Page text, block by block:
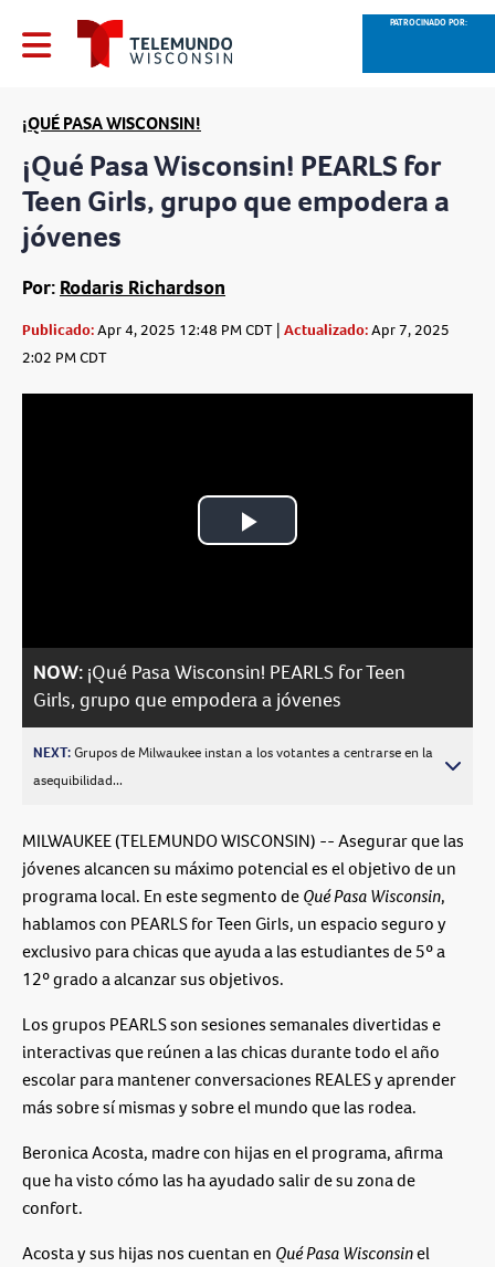
PATROCINADO POR:
¡QUÉ PASA WISCONSIN!
¡Qué Pasa Wisconsin! PEARLS for
Teen Girls, grupo que empodera a
jóvenes
Por: Rodaris Richardson
Publicado:Apr 4, 2025 12:48 PM CDT | Actualizado:Apr 7, 2025
2:02 PM CDT
Play
NOW: ¡Qué Pasa Wisconsin! PEARLS for Teen
Girls, grupo que empodera a jóvenes
NEXT:Grupos de Milwaukee instan a los votantes a centrarse en la
asequibilidad...
MILWAUKEE (TELEMUNDO WISCONSIN) -- Asegurar que las
jóvenes alcancen su máximo potencial es el objetivo de un
programa local. En este segmento deQué Pasa Wisconsin,
hablamos con PEARLS for Teen Girls, un espacio seguro y
exclusivo para chicas que ayuda a las estudiantes de 5º a
12º grado a alcanzar sus objetivos.
Los grupos PEARLS son sesiones semanales divertidas e
interactivas que reúnen a las chicas durante todo el año
escolar para mantener conversaciones REALES y aprender
más sobre sí mismas y sobre el mundo que las rodea.
Beronica Acosta, madre con hijas en el programa, afirma
que ha visto cómo las ha ayudado salir de su zona de
confort.
Acosta y sus hijas nos cuentan en Qué Pasa Wisconsinel